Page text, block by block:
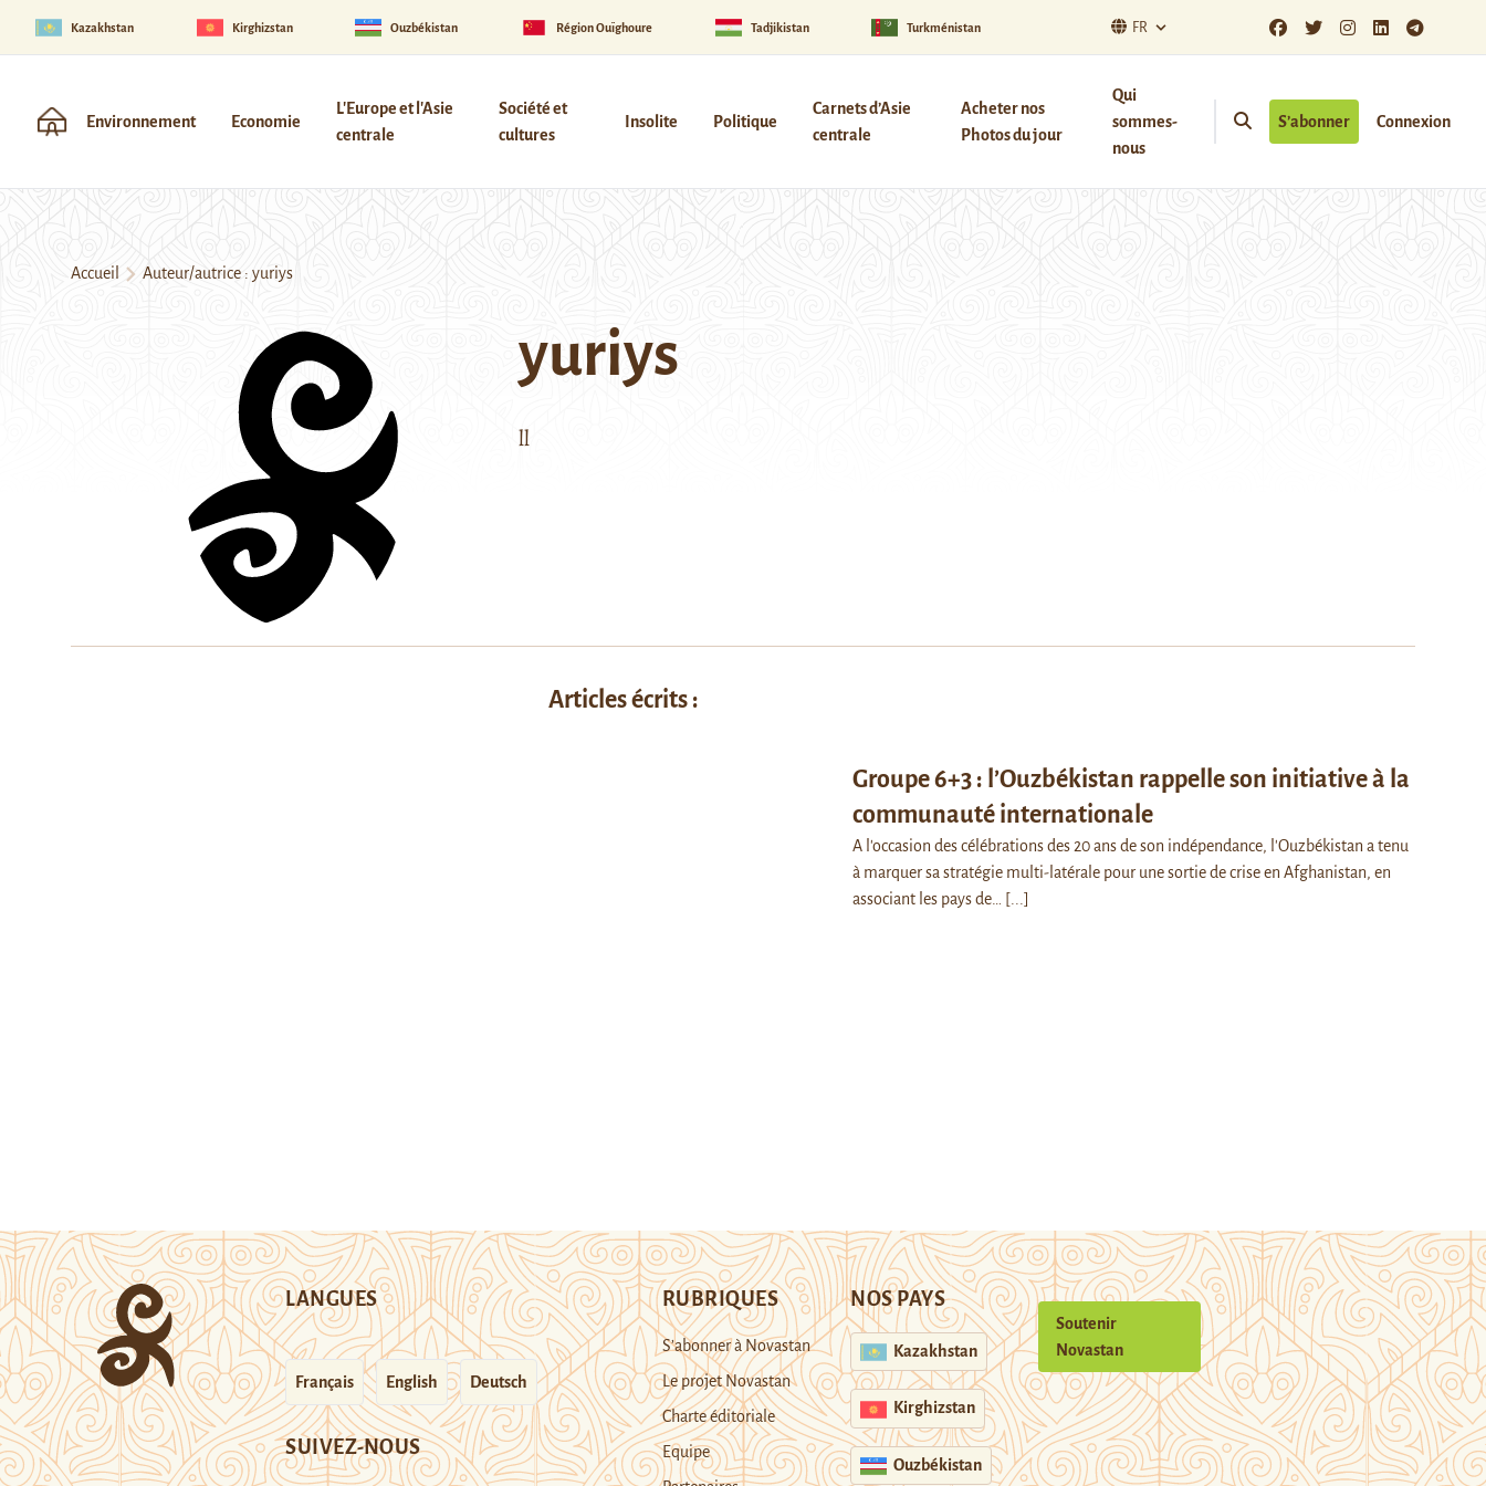
Kazakhstan Kirghizstan Ouzbékistan Région Ouïghoure Tadjikistan Turkménistan FR
Environnement Economie
L'Europe et l'Asie
centrale
Société et
cultures
Insolite Politique
Carnets d’Asie
centrale
Acheter nos
Photos du jour
Qui
sommes-
nous
S’abonner Connexion
Accueil Auteur/autrice : yuriys
yuriys
ll
Articles écrits :
Groupe 6+3 : l’Ouzbékistan rappelle son initiative à la
communauté internationale
A l'occasion des célébrations des 20 ans de son indépendance, l'Ouzbékistan a tenu
à marquer sa stratégie multi-latérale pour une sortie de crise en Afghanistan, en
associant les pays de…
[...]
LANGUES
Français English Deutsch
SUIVEZ-NOUS
RUBRIQUES
S’abonner à Novastan
Le projet Novastan
Charte éditoriale
Equipe
NOS PAYS
Kazakhstan
Kirghizstan
Ouzbékistan
Soutenir
Novastan